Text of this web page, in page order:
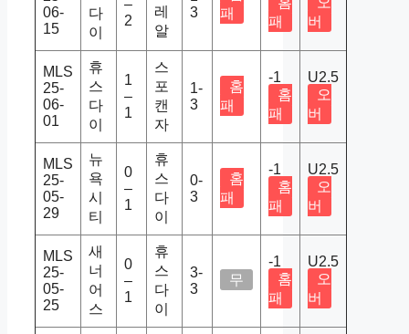
06-
15
다
이
–
2
레
알
3
패
패
버
MLS
25-
06-
01
휴
스
다
이
1
–
1
스
포
캔
자
1-
3
홈
패
-1
홈
패
U2.5
오
버
MLS
25-
05-
29
뉴
욕
시
티
0
–
1
휴
스
다
이
0-
3
홈
패
-1
홈
패
U2.5
오
버
MLS
25-
05-
25
새
너
어
스
0
–
1
휴
스
다
이
3-
3
무
-1
홈
패
U2.5
오
버